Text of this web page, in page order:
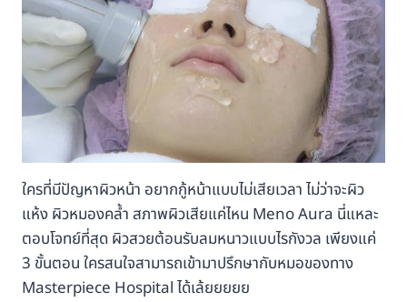
ใครที่มีปัญหาผิวหน้า อยากกู้หน้าแบบไม่เสียเวลา ไม่ว่าจะผิว
แห้ง ผิวหมองคล้ำ สภาพผิวเสียแค่ไหน Meno Aura นี่แหละ
ตอบโจทย์ที่สุด ผิวสวยต้อนรับลมหนาวแบบไรกังวล เพียงแค่
3 ขั้นตอน ใครสนใจสามารถเข้ามาปรึกษากับหมอของทาง
Masterpiece Hospital ได้เล้ยยยยย